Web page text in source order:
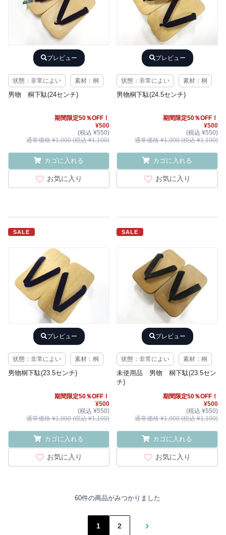
プレビュー
状態：非常によい 素材：桐
男物 桐下駄(24センチ)
期間限定50％OFF！
¥500
(税込 ¥550)
通常価格 ¥1,000 (税込 ¥1,100)
カゴに入れる
お気に入り
プレビュー
状態：非常によい 素材：桐
男物桐下駄(24.5センチ)
期間限定50％OFF！
¥500
(税込 ¥550)
通常価格 ¥1,000 (税込 ¥1,100)
カゴに入れる
お気に入り
SALE
プレビュー
状態：非常によい 素材：桐
男物桐下駄(23.5センチ)
期間限定50％OFF！
¥500
(税込 ¥550)
通常価格 ¥1,000 (税込 ¥1,100)
カゴに入れる
お気に入り
SALE
プレビュー
状態：非常によい 素材：桐
未使用品 男物 桐下駄(23.5セン
チ)
期間限定50％OFF！
¥500
(税込 ¥550)
通常価格 ¥1,000 (税込 ¥1,100)
カゴに入れる
お気に入り
60件の商品がみつかりました
1 2 ›